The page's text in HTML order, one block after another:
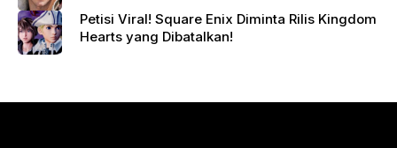
Petisi Viral! Square Enix Diminta Rilis Kingdom
Hearts yang Dibatalkan!